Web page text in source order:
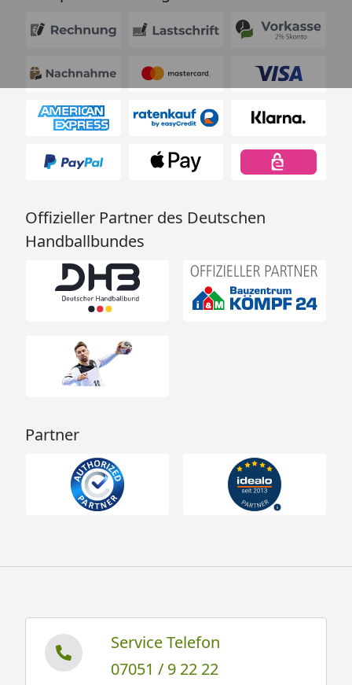
Offizieller Partner des Deutschen
Handballbundes
Partner
Service Telefon
07051 / 9 22 22